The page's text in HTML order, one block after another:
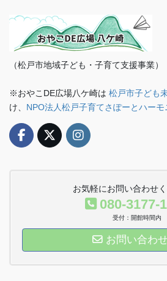
（松戸市地域子ども・子育て支援事業）
※おやこDE広場八ケ崎は 松戸市子ども
け、 NPO法人松戸子育てさぽーとハーモ
お気軽にお問い合わせく
080-3177-
受付：開館時間内
お問い合わせ